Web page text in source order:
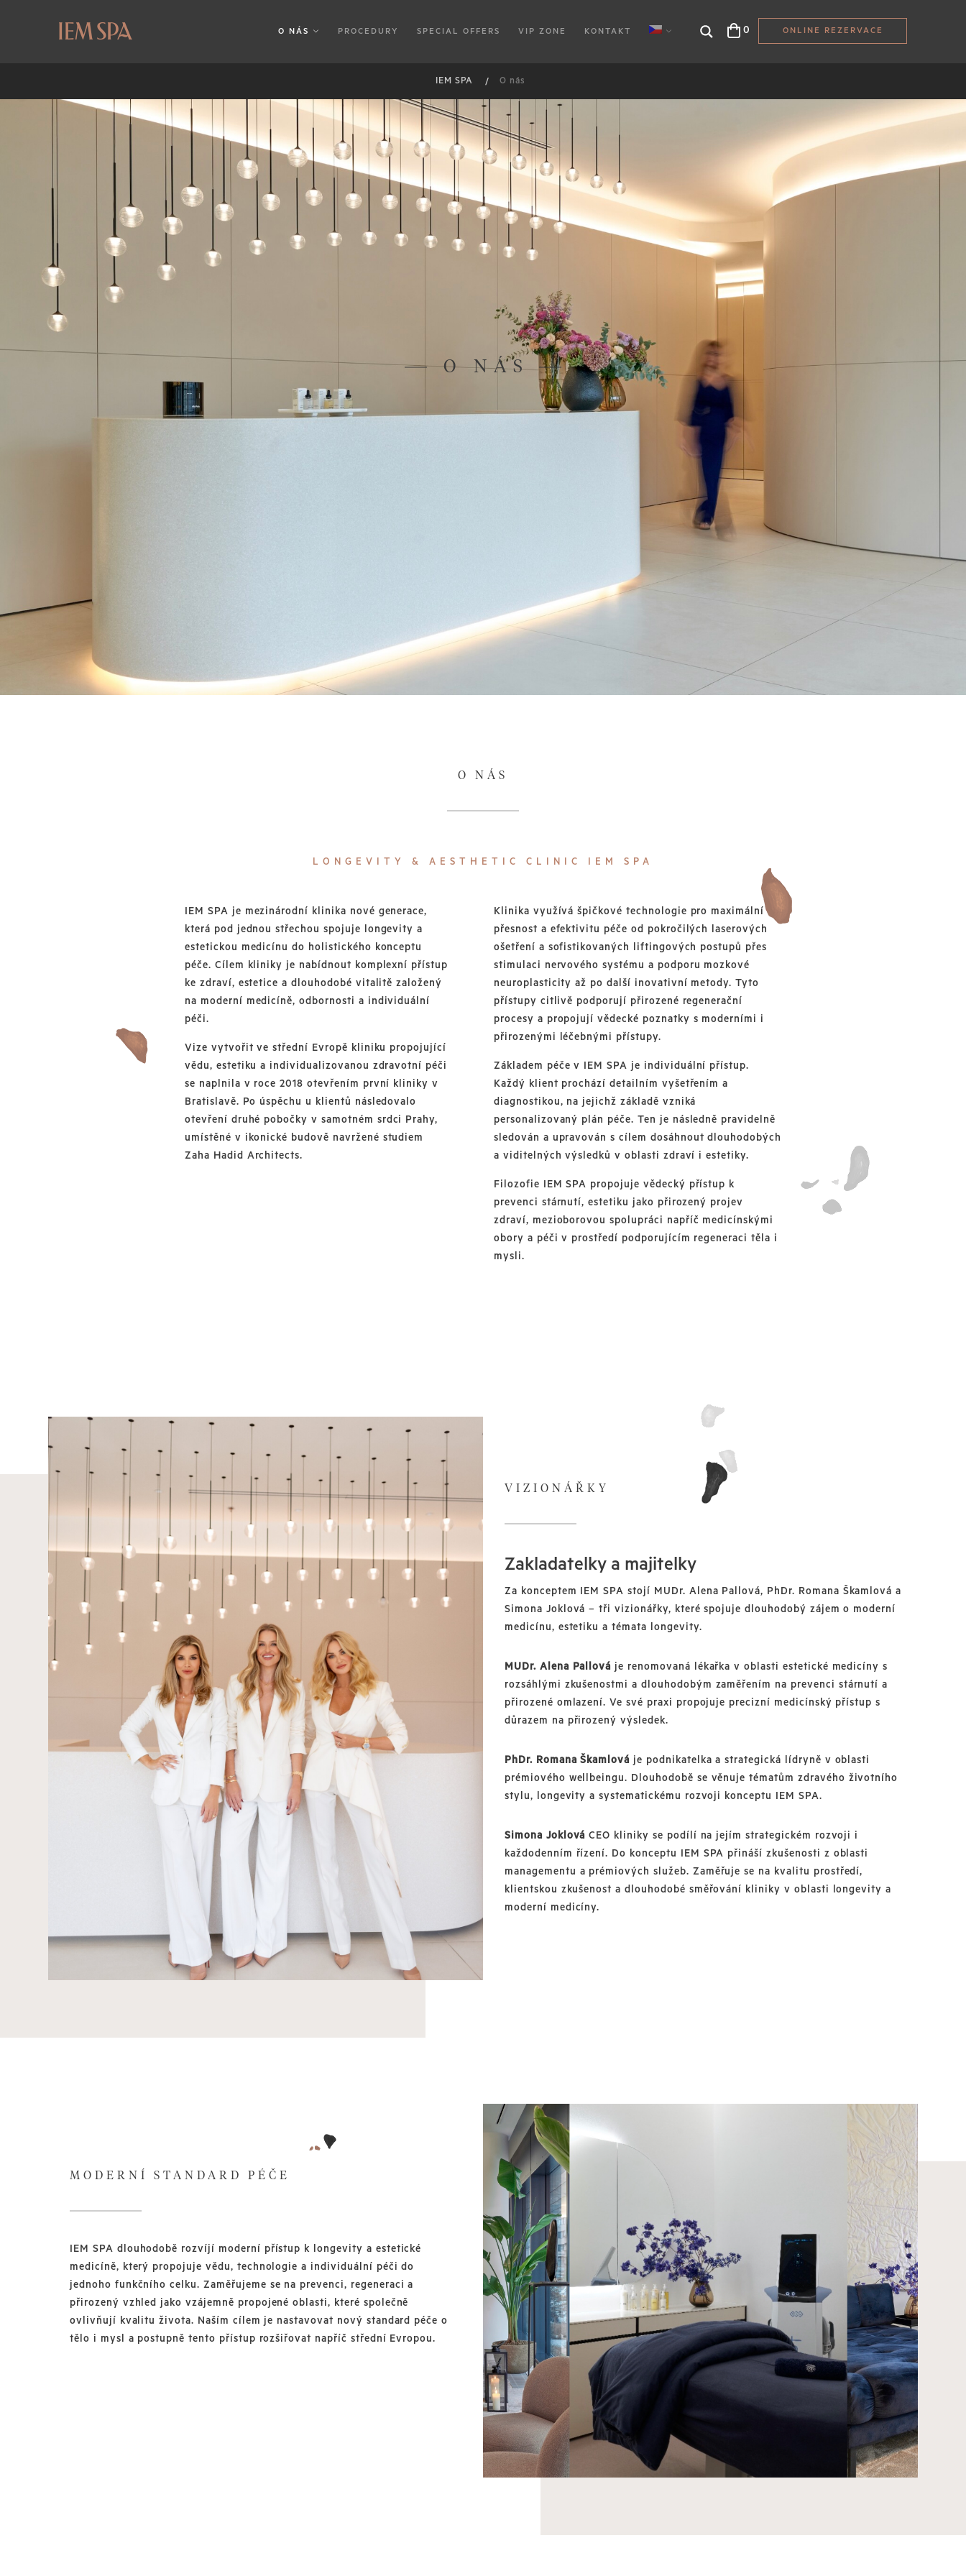
O NÁS PROCEDURY SPECIAL OFFERS VIP ZONE KONTAKT 0 ONLINE REZERVACE
IEM SPA O nás
O NÁS
O NÁS
LONGEVITY & AESTHETIC CLINIC IEM SPA
IEM SPA je mezinárodní klinika nové generace,
která pod jednou střechou spojuje longevity a
estetickou medicínu do holistického konceptu
péče. Cílem kliniky je nabídnout komplexní přístup
ke zdraví, estetice a dlouhodobé vitalitě založený
na moderní medicíně, odbornosti a individuální
péči.
Vize vytvořit ve střední Evropě kliniku propojující
vědu, estetiku a individualizovanou zdravotní péči
se naplnila v roce 2018 otevřením první kliniky v
Bratislavě. Po úspěchu u klientů následovalo
otevření druhé pobočky v samotném srdci Prahy,
umístěné v ikonické budově navržené studiem
Zaha Hadid Architects.
Klinika využívá špičkové technologie pro maximální
přesnost a efektivitu péče od pokročilých laserových
ošetření a sofistikovaných liftingových postupů přes
stimulaci nervového systému a podporu mozkové
neuroplasticity až po další inovativní metody. Tyto
přístupy citlivě podporují přirozené regenerační
procesy a propojují vědecké poznatky s moderními i
přirozenými léčebnými přístupy.
Základem péče v IEM SPA je individuální přístup.
Každý klient prochází detailním vyšetřením a
diagnostikou, na jejichž základě vzniká
personalizovaný plán péče. Ten je následně pravidelně
sledován a upravován s cílem dosáhnout dlouhodobých
a viditelných výsledků v oblasti zdraví i estetiky.
Filozofie IEM SPA propojuje vědecký přístup k
prevenci stárnutí, estetiku jako přirozený projev
zdraví, mezioborovou spolupráci napříč medicínskými
obory a péči v prostředí podporujícím regeneraci těla i
mysli.
VIZIONÁŘKY
Zakladatelky a majitelky
Za konceptem IEM SPA stojí MUDr. Alena Pallová, PhDr. Romana Škamlová a
Simona Joklová – tři vizionářky, které spojuje dlouhodobý zájem o moderní
medicínu, estetiku a témata longevity.
MUDr. Alena Pallová je renomovaná lékařka v oblasti estetické medicíny s
rozsáhlými zkušenostmi a dlouhodobým zaměřením na prevenci stárnutí a
přirozené omlazení. Ve své praxi propojuje precizní medicínský přístup s
důrazem na přirozený výsledek.
PhDr. Romana Škamlová je podnikatelka a strategická lídryně v oblasti
prémiového wellbeingu. Dlouhodobě se věnuje tématům zdravého životního
stylu, longevity a systematickému rozvoji konceptu IEM SPA.
Simona Joklová CEO kliniky se podílí na jejím strategickém rozvoji i
každodenním řízení. Do konceptu IEM SPA přináší zkušenosti z oblasti
managementu a prémiových služeb. Zaměřuje se na kvalitu prostředí,
klientskou zkušenost a dlouhodobé směřování kliniky v oblasti longevity a
moderní medicíny.
MODERNÍ STANDARD PÉČE
IEM SPA dlouhodobě rozvíjí moderní přístup k longevity a estetické
medicíně, který propojuje vědu, technologie a individuální péči do
jednoho funkčního celku. Zaměřujeme se na prevenci, regeneraci a
přirozený vzhled jako vzájemně propojené oblasti, které společně
ovlivňují kvalitu života. Naším cílem je nastavovat nový standard péče o
tělo i mysl a postupně tento přístup rozšiřovat napříč střední Evropou.